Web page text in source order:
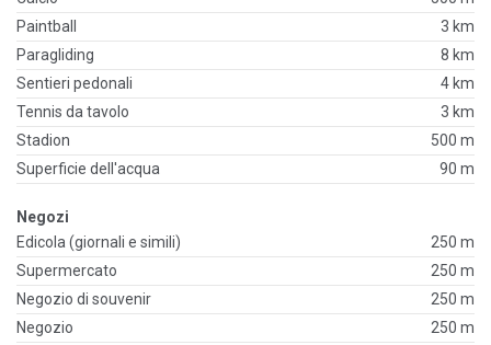
Paintball
3 km
Paragliding
8 km
Sentieri pedonali
4 km
Tennis da tavolo
3 km
Stadion
500 m
Superficie dell'acqua
90 m
Negozi
Edicola (giornali e simili)
250 m
Supermercato
250 m
Negozio di souvenir
250 m
Negozio
250 m